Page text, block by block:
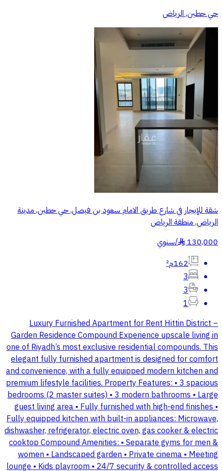
حي حطين, الرياض
شقة للإيجار في شارع طريق الامام سعود بن فيصل, حي حطين, مدينة
الرياض, منطقة الرياض
130,000
§
/سنوي
162م²
3
3
1
Luxury Furnished Apartment for Rent Hittin District –
Garden Residence Compound Experience upscale living in
one of Riyadh’s most exclusive residential compounds. This
elegant fully furnished apartment is designed for comfort
and convenience, with a fully equipped modern kitchen and
premium lifestyle facilities. Property Features: • 3 spacious
bedrooms (2 master suites) • 3 modern bathrooms • Large
guest living area • Fully furnished with high-end finishes •
Fully equipped kitchen with built-in appliances: Microwave,
dishwasher, refrigerator, electric oven, gas cooker & electric
cooktop Compound Amenities: • Separate gyms for men &
women • Landscaped garden • Private cinema • Meeting
lounge • Kids playroom • 24/7 security & controlled access